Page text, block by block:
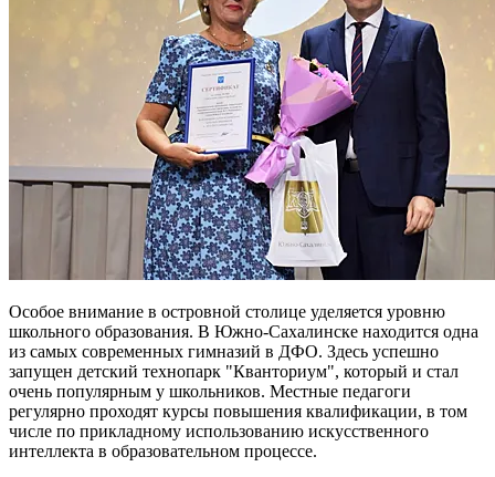
Особое внимание в островной столице уделяется уровню
школьного образования. В Южно-Сахалинске находится одна
из самых современных гимназий в ДФО. Здесь успешно
запущен детский технопарк "Кванториум", который и стал
очень популярным у школьников. Местные педагоги
регулярно проходят курсы повышения квалификации, в том
числе по прикладному использованию искусственного
интеллекта в образовательном процессе.